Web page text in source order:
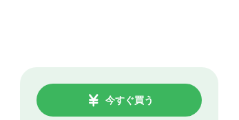
今すぐ買う